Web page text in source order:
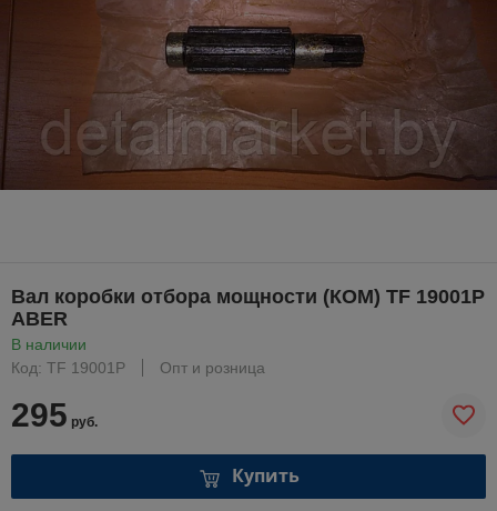
Вал коробки отбора мощности (КОМ) TF 19001P
ABER
В наличии
Код: TF 19001P
Опт и розница
295 руб.
Купить